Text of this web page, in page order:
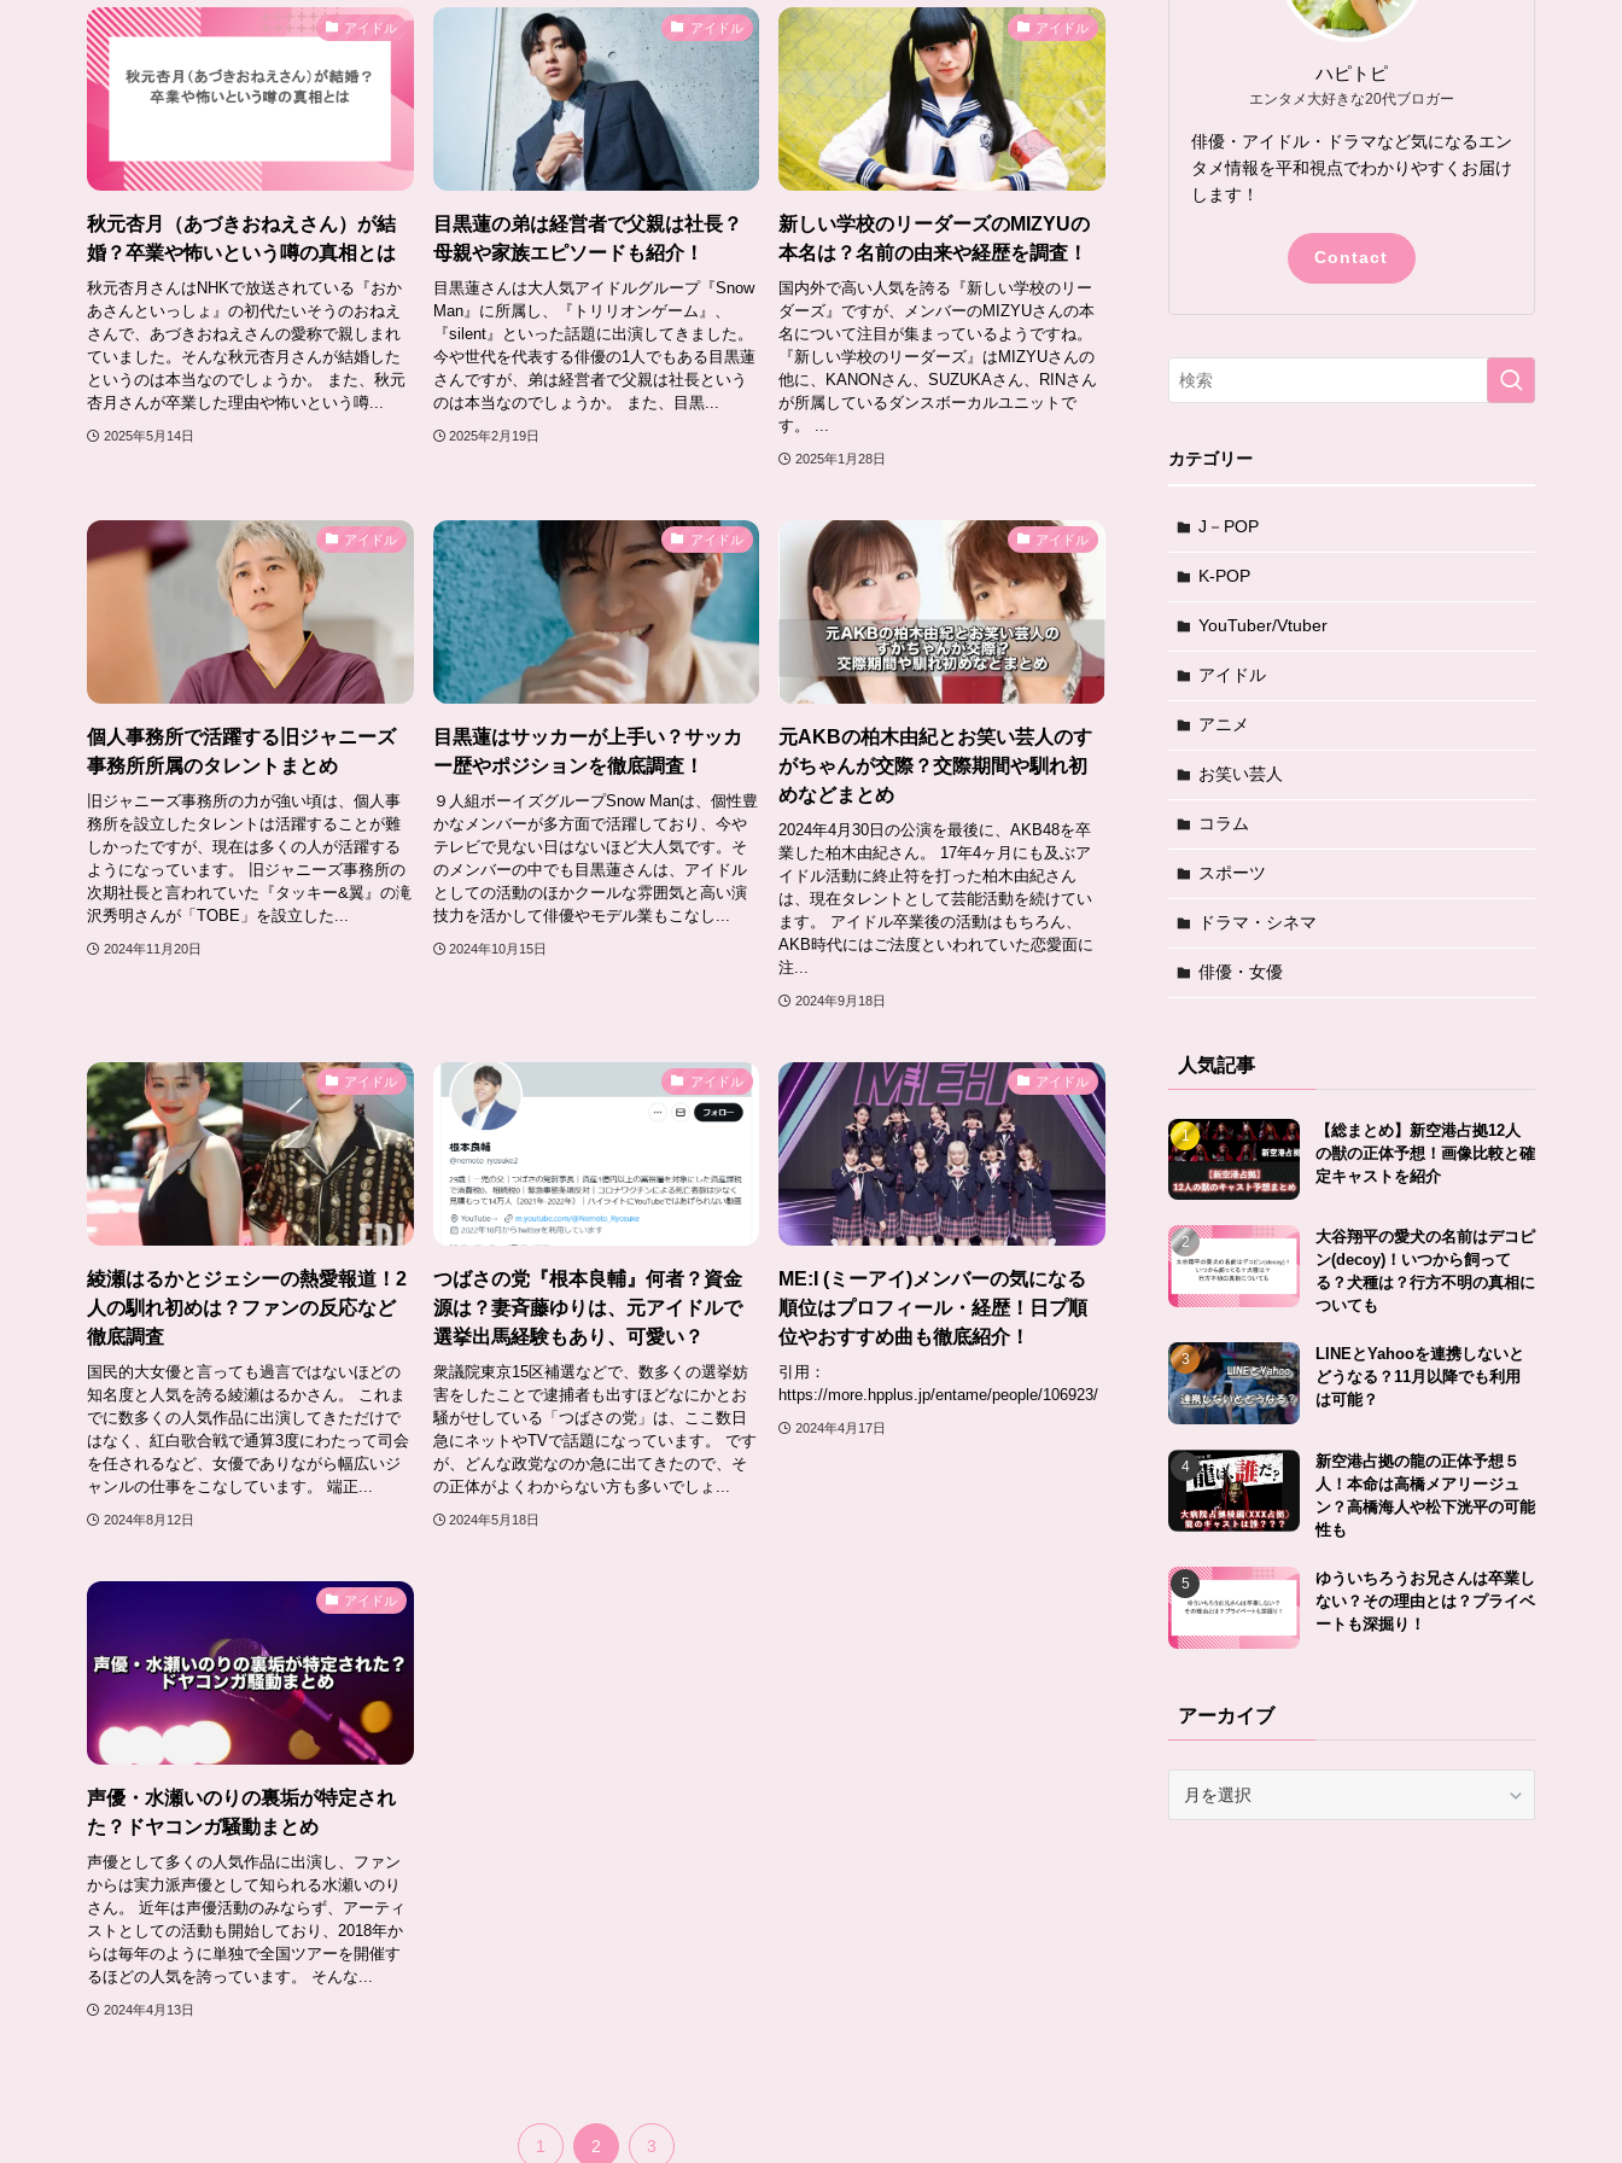
アイドル
秋元杏月（あづきおねえさん）が結
婚？卒業や怖いという噂の真相とは
秋元杏月さんはNHKで放送されている『おか
あさんといっしょ』の初代たいそうのおねえ
さんで、あづきおねえさんの愛称で親しまれ
ていました。そんな秋元杏月さんが結婚した
というのは本当なのでしょうか。 また、秋元
杏月さんが卒業した理由や怖いという噂...
2025年5月14日
アイドル
目黒蓮の弟は経営者で父親は社長？
母親や家族エピソードも紹介！
目黒蓮さんは大人気アイドルグループ『Snow
Man』に所属し、『トリリオンゲーム』、
『silent』といった話題に出演してきました。
今や世代を代表する俳優の1人でもある目黒蓮
さんですが、弟は経営者で父親は社長という
のは本当なのでしょうか。 また、目黒...
2025年2月19日
アイドル
新しい学校のリーダーズのMIZYUの
本名は？名前の由来や経歴を調査！
国内外で高い人気を誇る『新しい学校のリー
ダーズ』ですが、メンバーのMIZYUさんの本
名について注目が集まっているようですね。
『新しい学校のリーダーズ』はMIZYUさんの
他に、KANONさん、SUZUKAさん、RINさん
が所属しているダンスボーカルユニットで
す。 ...
2025年1月28日
アイドル
個人事務所で活躍する旧ジャニーズ
事務所所属のタレントまとめ
旧ジャニーズ事務所の力が強い頃は、個人事
務所を設立したタレントは活躍することが難
しかったですが、現在は多くの人が活躍する
ようになっています。 旧ジャニーズ事務所の
次期社長と言われていた『タッキー&翼』の滝
沢秀明さんが「TOBE」を設立した...
2024年11月20日
アイドル
目黒蓮はサッカーが上手い？サッカ
ー歴やポジションを徹底調査！
９人組ボーイズグループSnow Manは、個性豊
かなメンバーが多方面で活躍しており、今や
テレビで見ない日はないほど大人気です。そ
のメンバーの中でも目黒蓮さんは、アイドル
としての活動のほかクールな雰囲気と高い演
技力を活かして俳優やモデル業もこなし...
2024年10月15日
アイドル
元AKBの柏木由紀とお笑い芸人のす
がちゃんが交際？交際期間や馴れ初
めなどまとめ
2024年4月30日の公演を最後に、AKB48を卒
業した柏木由紀さん。 17年4ヶ月にも及ぶア
イドル活動に終止符を打った柏木由紀さん
は、現在タレントとして芸能活動を続けてい
ます。 アイドル卒業後の活動はもちろん、
AKB時代にはご法度といわれていた恋愛面に
注...
2024年9月18日
アイドル
綾瀬はるかとジェシーの熱愛報道！2
人の馴れ初めは？ファンの反応など
徹底調査
国民的大女優と言っても過言ではないほどの
知名度と人気を誇る綾瀬はるかさん。 これま
でに数多くの人気作品に出演してきただけで
はなく、紅白歌合戦で通算3度にわたって司会
を任されるなど、女優でありながら幅広いジ
ャンルの仕事をこなしています。 端正...
2024年8月12日
アイドル
つばさの党『根本良輔』何者？資金
源は？妻斉藤ゆりは、元アイドルで
選挙出馬経験もあり、可愛い？
衆議院東京15区補選などで、数多くの選挙妨
害をしたことで逮捕者も出すほどなにかとお
騒がせしている「つばさの党」は、ここ数日
急にネットやTVで話題になっています。 です
が、どんな政党なのか急に出てきたので、そ
の正体がよくわからない方も多いでしょ...
2024年5月18日
アイドル
ME:I (ミーアイ)メンバーの気になる
順位はプロフィール・経歴！日プ順
位やおすすめ曲も徹底紹介！
引用：
https://more.hpplus.jp/entame/people/106923/
2024年4月17日
アイドル
声優・水瀬いのりの裏垢が特定され
た？ドヤコンガ騒動まとめ
声優として多くの人気作品に出演し、ファン
からは実力派声優として知られる水瀬いのり
さん。 近年は声優活動のみならず、アーティ
ストとしての活動も開始しており、2018年か
らは毎年のように単独で全国ツアーを開催す
るほどの人気を誇っています。 そんな...
2024年4月13日
1 2 3
ハピトピ
エンタメ大好きな20代ブロガー
俳優・アイドル・ドラマなど気になるエン
タメ情報を平和視点でわかりやすくお届け
します！
Contact
カテゴリー
J－POP
K-POP
YouTuber/Vtuber
アイドル
アニメ
お笑い芸人
コラム
スポーツ
ドラマ・シネマ
俳優・女優
人気記事
【総まとめ】新空港占拠12人
の獣の正体予想！画像比較と確
定キャストを紹介
大谷翔平の愛犬の名前はデコピ
ン(decoy)！いつから飼って
る？犬種は？行方不明の真相に
ついても
LINEとYahooを連携しないと
どうなる？11月以降でも利用
は可能？
新空港占拠の龍の正体予想５
人！本命は高橋メアリージュ
ン？高橋海人や松下洸平の可能
性も
ゆういちろうお兄さんは卒業し
ない？その理由とは？プライベ
ートも深掘り！
アーカイブ